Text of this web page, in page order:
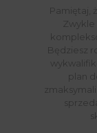
Pamiętaj,
Będziesz
plan